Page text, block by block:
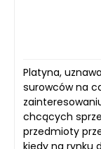
Platyna,
surowców na
chcących
przedmioty
kiedy na rynku